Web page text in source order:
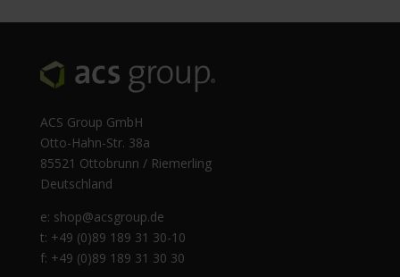
ACS Group GmbH
Otto-Hahn-Str. 38a
85521 Ottobrunn / Riemerling
Deutschland
e: shop@acsgroup.de
t: +49 (0)89 189 31 30-10
f: +49 (0)89 189 31 30 30